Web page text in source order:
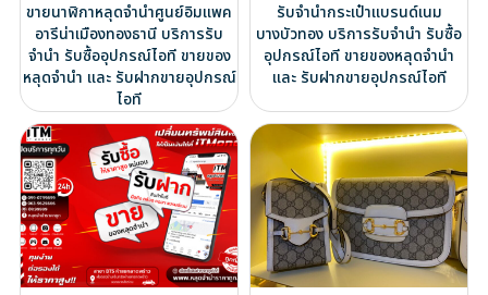
ขายนาฬิกาหลุดจำนำศูนย์อิมแพค
อารีน่าเมืองทองธานี บริการรับ
จำนำ รับซื้ออุปกรณ์ไอที ขายของ
หลุดจำนำ และ รับฝากขายอุปกรณ์
ไอที
รับจำนำกระเป๋าแบรนด์เนม
บางบัวทอง บริการรับจำนำ รับซื้อ
อุปกรณ์ไอที ขายของหลุดจำนำ
และ รับฝากขายอุปกรณ์ไอที